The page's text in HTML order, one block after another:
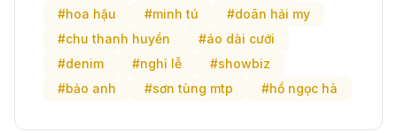
#hoa hậu
#minh tú
#doãn hải my
#chu thanh huyền
#áo dài cưới
#denim
#nghỉ lễ
#showbiz
#bảo anh
#sơn tùng mtp #hồ ngọc hà